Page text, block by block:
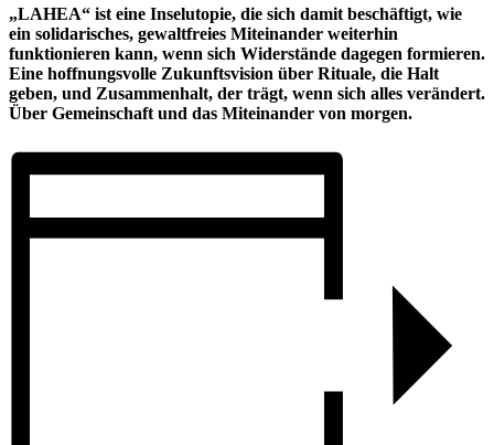
„LAHEA“ ist eine Inselutopie, die sich damit beschäftigt, wie
ein solidarisches, gewaltfreies Miteinander weiterhin
funktionieren kann, wenn sich Widerstände dagegen formieren.
Eine hoffnungsvolle Zukunftsvision über Rituale, die Halt
geben, und Zusammenhalt, der trägt, wenn sich alles verändert.
Über Gemeinschaft und das Miteinander von morgen.